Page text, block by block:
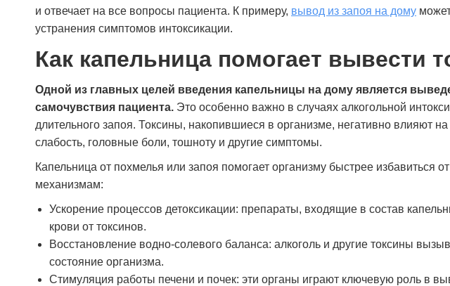
и отвечает на все вопросы пациента. К примеру, вывод из запоя на дому
устранения симптомов интоксикации.
Как капельница помогает вывести
Одной из главных целей введения капельницы на дому является
самочувствия пациента. Это особенно важно в случаях алкогольной
длительного запоя. Токсины, накопившиеся в организме, негативно влияют
слабость, головные боли, тошноту и другие симптомы.
Капельница от похмелья или запоя помогает организму быстрее избавиться
механизмам:
Ускорение процессов детоксикации: препараты, входящие в состав
крови от токсинов.
Восстановление водно-солевого баланса: алкоголь и другие токсины
состояние организма.
Стимуляция работы печени и почек: эти органы играют ключевую роль в
Проходил лечение в наркологической клинике
Состояние было тяжёлое, сам бы не
профессионально, поставили капельницы,
стабилизировали давление, помогли прийти в
себя. Всё происходило спокойно, без
грубости и формальностей. После выхода из
острого состояния мне предложили
это было правильное решение — обратиться
поняла, что не могу без них
это тоже серьёзная проблема,
лечение. Очень понравился
подход и внимание к деталям.
работали врач и психолог,
восстановить сон и
состояние. Сейчас я чувствую
увереннее и спокойнее.